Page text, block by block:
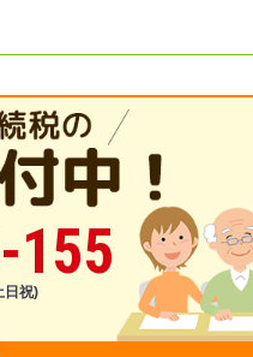
155
祝)